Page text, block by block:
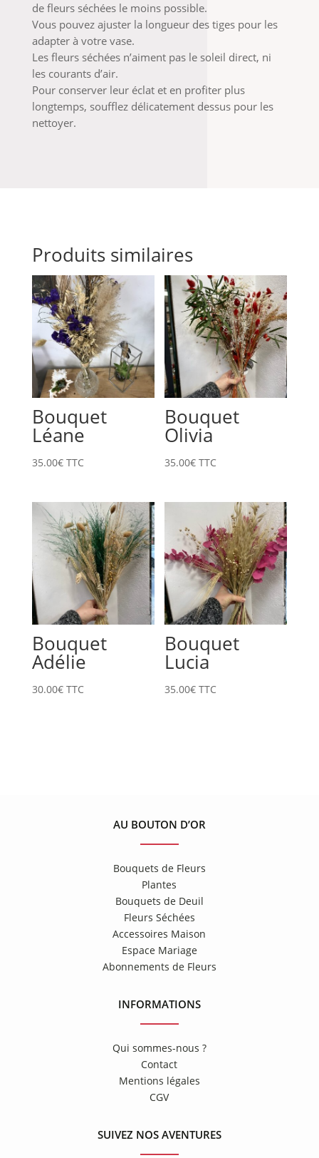
de fleurs séchées le moins possible.
Vous pouvez ajuster la longueur des tiges pour les
adapter à votre vase.
Les fleurs séchées n’aiment pas le soleil direct, ni
les courants d’air.
Pour conserver leur éclat et en profiter plus
longtemps, soufflez délicatement dessus pour les
nettoyer.
Produits similaires
Bouquet
Léane
35.00€ TTC
Bouquet
Olivia
35.00€ TTC
Bouquet
Adélie
30.00€ TTC
Bouquet
Lucia
35.00€ TTC
AU BOUTON D’OR
Bouquets de Fleurs
Plantes
Bouquets de Deuil
Fleurs Séchées
Accessoires Maison
Espace Mariage
Abonnements de Fleurs
INFORMATIONS
Qui sommes-nous ?
Contact
Mentions légales
CGV
SUIVEZ NOS AVENTURES